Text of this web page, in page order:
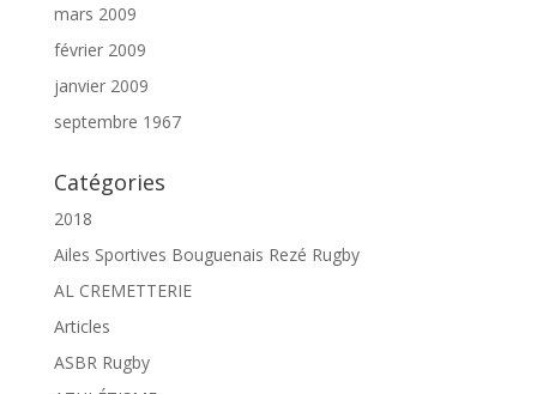
mars 2009
février 2009
janvier 2009
septembre 1967
Catégories
2018
Ailes Sportives Bouguenais Rezé Rugby
AL CREMETTERIE
Articles
ASBR Rugby